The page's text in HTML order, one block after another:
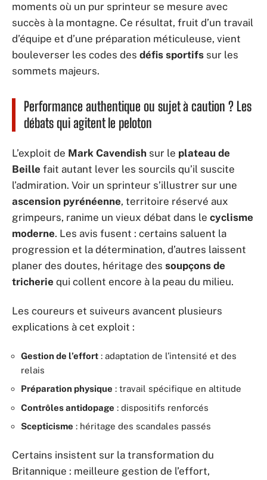
moments où un pur sprinteur se mesure avec
succès à la montagne. Ce résultat, fruit d’un travail
d’équipe et d’une préparation méticuleuse, vient
bouleverser les codes des défis sportifs sur les
sommets majeurs.
Performance authentique ou sujet à caution ? Les
débats qui agitent le peloton
L’exploit de Mark Cavendish sur le plateau de
Beille fait autant lever les sourcils qu’il suscite
l’admiration. Voir un sprinteur s’illustrer sur une
ascension pyrénéenne, territoire réservé aux
grimpeurs, ranime un vieux débat dans le cyclisme
moderne. Les avis fusent : certains saluent la
progression et la détermination, d’autres laissent
planer des doutes, héritage des soupçons de
tricherie qui collent encore à la peau du milieu.
Les coureurs et suiveurs avancent plusieurs
explications à cet exploit :
Gestion de l’effort : adaptation de l’intensité et des
relais
Préparation physique : travail spécifique en altitude
Contrôles antidopage : dispositifs renforcés
Scepticisme : héritage des scandales passés
Certains insistent sur la transformation du
Britannique : meilleure gestion de l’effort,